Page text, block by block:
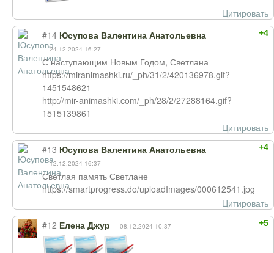
Цитировать
+4
#14 Юсупова Валентина Анатольевна
24.12.2024 16:27
С наступающим Новым Годом, Светлана
https://miranimashki.ru/_ph/31/2/420136978.gif?
1451548621
http://mir-animashki.com/_ph/28/2/27288164.gif?
1515139861
Цитировать
+4
#13 Юсупова Валентина Анатольевна
12.12.2024 16:37
Светлая память Светлане
https://smartprogress.do/uploadImages/000612541.jpg
Цитировать
+5
#12 Елена Джур 08.12.2024 10:37